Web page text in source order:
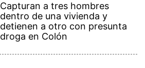
Capturan a tres hombres
dentro de una vivienda y
detienen a otro con presunta
droga en Colón